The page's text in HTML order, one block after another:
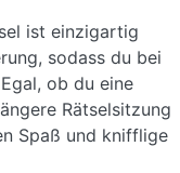
ist einzigartig
sodass du bei
ob du eine
Rätselsitzung
Spaß und knifflige